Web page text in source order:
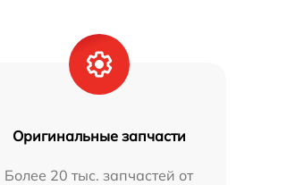
Оригинальные запчасти
Более 20 тыс. запчастей от